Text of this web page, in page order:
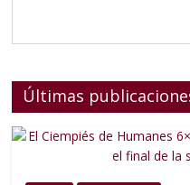
Últimas